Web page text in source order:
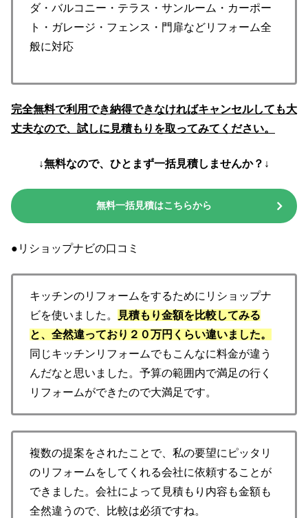
ダ・バルコニー・テラス・サンルーム・カーポー
ト・ガレージ・フェンス・門扉などリフォーム全
般に対応
完全無料で利用でき納得できなければキャンセルしても大
丈夫なので、試しに見積もりを取ってみてください。
↓無料なので、ひとまず一括見積しませんか？↓
無料一括見積はこちらから
●リショップナビの口コミ
キッチンのリフォームをするためにリショップナ
ビを使いました。
見積もり金額を比較してみる
と、全然違っており２０万円くらい違いました。
同じキッチンリフォームでもこんなに料金が違う
んだなと思いました。予算の範囲内で満足の行く
リフォームができたので大満足です。
複数の提案をされたことで、私の要望にピッタリ
のリフォームをしてくれる会社に依頼することが
できました。会社によって見積もり内容も金額も
全然違うので、比較は必須ですね。